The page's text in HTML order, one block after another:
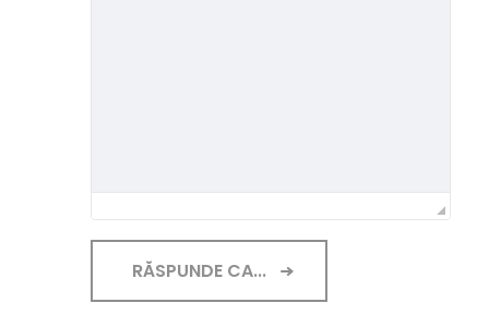
RĂSPUNDE CA...